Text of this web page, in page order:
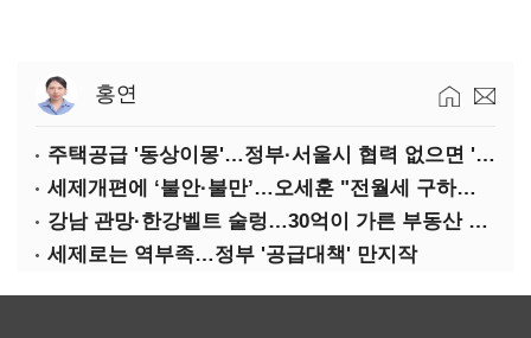
홍연
주택공급 '동상이몽'…정부·서울시 협력 없으면 '공수표'
세제개편에 ‘불안·불만’…오세훈 "전월세 구하기 더 힘들어질 것"
강남 관망·한강벨트 술렁…30억이 가른 부동산 민심
세제로는 역부족…정부 '공급대책' 만지작